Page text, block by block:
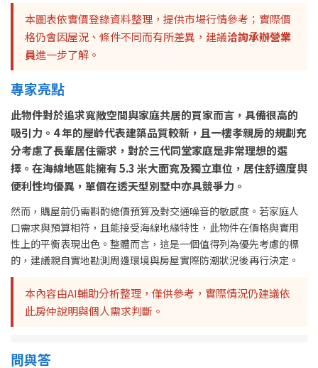
本圖表依實價登錄資料整理，提供市場行情參考；實際價
格仍會因屋況、條件不同而有所差異，建議洽詢承辦營業
員進一步了解。
專家亮點
此物件對於追求寬敞空間與家庭共居的買家而言，具備很高的
吸引力。4 年的屋齡代表建築品質較新，且一樓孝親房的規劃充
分考慮了長輩居住需求，對於三代同堂家庭是非常理想的選
擇。在海線地區能擁有 5.3 米大面寬及獨立車位，居住舒適度與
便利性均優異，單價在透天型別墅中亦具競爭力。
然而，購屋前仍需斟酌總價預算及對交通噪音的敏感度。若家庭人
口需求與預算相符，且能接受海線地緣特性，此物件在價格與實用
性上的平衡表現出色。整體而言，這是一個值得列為優先考慮的標
的，建議親自實地勘測周邊環境與房屋實際防潮狀況後再行決定。
本內容由AI輔助分析整理，僅供參考，實際情況仍建議依
此房仲說明與個人需求判斷。
問與答